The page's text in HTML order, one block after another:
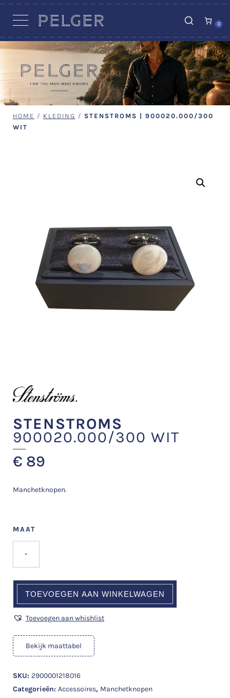
0
HOME / KLEDING / STENSTROMS | 900020.000/300
WIT
STENSTROMS
900020.000/300 WIT
€ 89
Manchetknopen.
MAAT
-
TOEVOEGEN AAN WINKELWAGEN
Toevoegen aan whishlist
Bekijk maattabel
SKU: 2900001218016
Categorieën: Accessoires, Manchetknopen